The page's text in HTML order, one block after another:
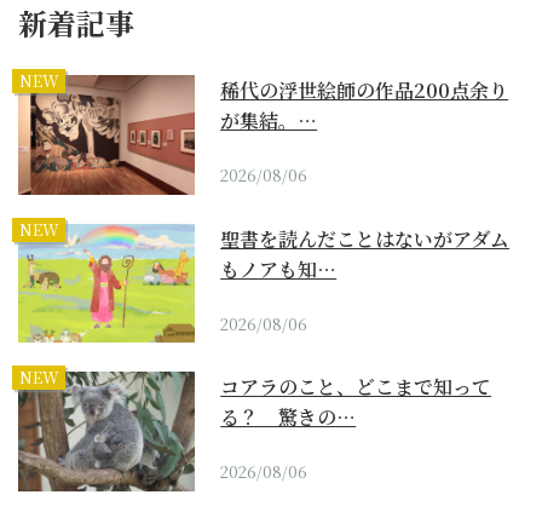
新着記事
NEW
稀代の浮世絵師の作品200点余り
が集結。…
2026/08/06
NEW
聖書を読んだことはないがアダム
もノアも知…
2026/08/06
NEW
コアラのこと、どこまで知って
る？ 驚きの…
2026/08/06